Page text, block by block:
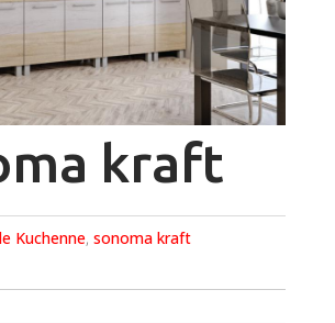
kraft
Kuchenne, sonoma kraft